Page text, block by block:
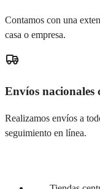
Contamos con una
casa o empresa.
Envíos nacionales
Realizamos envíos a
seguimiento en línea.